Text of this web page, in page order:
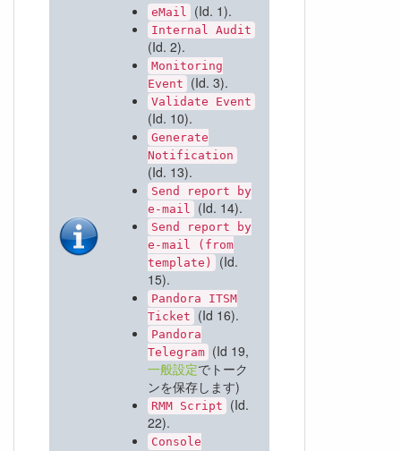
eMail (Id. 1).
Internal Audit
(Id. 2).
Monitoring
Event (Id. 3).
Validate Event
(Id. 10).
Generate
Notification
(Id. 13).
Send report by
e-mail (Id. 14).
Send report by
e-mail (from
template) (Id.
15).
Pandora ITSM
Ticket (Id 16).
Pandora
Telegram (Id 19,
一般設定でトーク
ンを保存します)
RMM Script (Id.
22).
Console